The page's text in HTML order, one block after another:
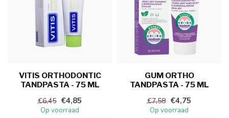
VITIS ORTHODONTIC
TANDPASTA - 75 ML
€6,45 €4,85
Op voorraad
GUM ORTHO
TANDPASTA - 75 ML
€7,58 €4,75
Op voorraad